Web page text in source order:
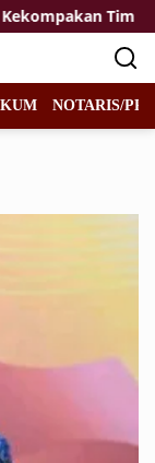
Tim
NOTARIS/